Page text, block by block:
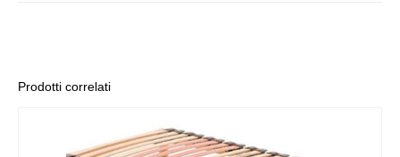
Prodotti correlati